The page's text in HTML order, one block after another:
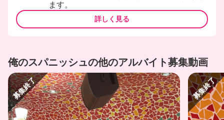
ます。
詳しく見る
俺のスパニッシュの他のアルバイト募集動画
募集終了 募集終了